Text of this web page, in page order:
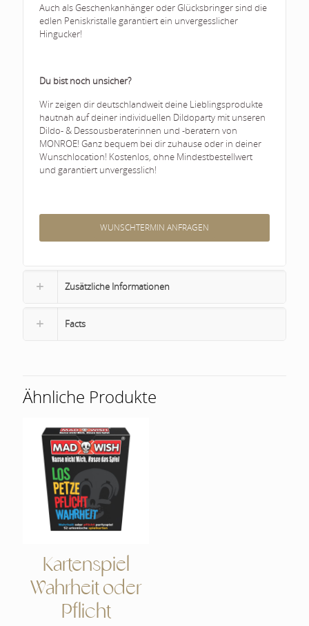
Auch als Geschenkanhänger oder Glücksbringer sind die
edlen Peniskristalle garantiert ein unvergesslicher
Hingucker!
Du bist noch unsicher?
Wir zeigen dir deutschlandweit deine Lieblingsprodukte
hautnah auf deiner individuellen Dildoparty mit unseren
Dildo- & Dessousberaterinnen und -beratern von
MONROE! Ganz bequem bei dir zuhause oder in deiner
Wunschlocation! Kostenlos, ohne Mindestbestellwert
und garantiert unvergesslich!
WUNSCHTERMIN ANFRAGEN
Zusätzliche Informationen
Facts
Ähnliche Produkte
Kartenspiel
Wahrheit oder
Pflicht